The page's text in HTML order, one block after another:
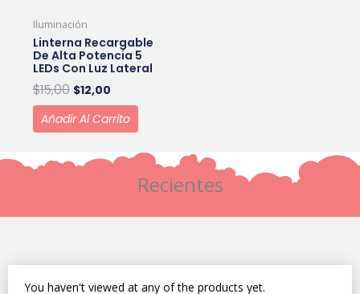
Iluminación
Linterna Recargable
De Alta Potencia 5
LEDs Con Luz Lateral
$15,00 $12,00
Añadir Al Carrito
Recientes
You haven't viewed at any of the products yet.